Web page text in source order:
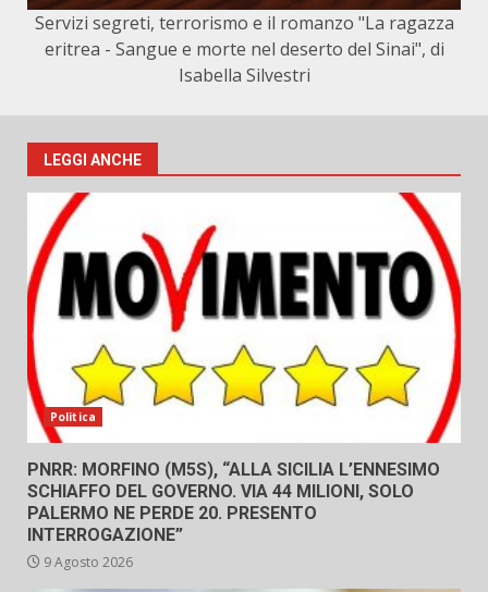
Servizi segreti, terrorismo e il romanzo "La ragazza
eritrea - Sangue e morte nel deserto del Sinai", di
Isabella Silvestri
LEGGI ANCHE
Politica
PNRR: MORFINO (M5S), “ALLA SICILIA L’ENNESIMO
SCHIAFFO DEL GOVERNO. VIA 44 MILIONI, SOLO
PALERMO NE PERDE 20. PRESENTO
INTERROGAZIONE”
9 Agosto 2026